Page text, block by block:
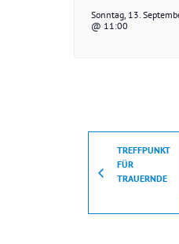
Sonntag, 13.
@ 11:00
TREFFPUNKT
FÜR
TRAUERNDE